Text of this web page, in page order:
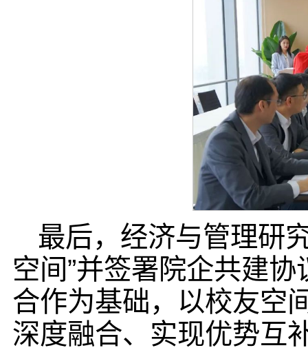
最后，经济与管理研
空间”并签署院企共建
合作为基础，以校友空
深度融合、实现优势互